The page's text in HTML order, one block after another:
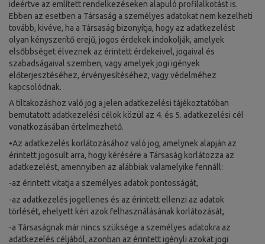
ideértve az említett rendelkezéseken alapuló profilalkotást is.
Ebben az esetben a Társaság a személyes adatokat nem kezelheti
tovább, kivéve, ha a Társaság bizonyítja, hogy az adatkezelést
olyan kényszerítő erejű, jogos érdekek indokolják, amelyek
elsőbbséget élveznek az érintett érdekeivel, jogaival és
szabadságaival szemben, vagy amelyek jogi igények
előterjesztéséhez, érvényesítéséhez, vagy védelméhez
kapcsolódnak.
A tiltakozáshoz való jog a jelen adatkezelési tájékoztatóban
bemutatott adatkezelési célok közül az 4. és 5. adatkezelési cél
vonatkozásában értelmezhető.
•Az adatkezelés korlátozásához való jog, amelynek alapján az
érintett jogosult arra, hogy kérésére a Társaság korlátozza az
adatkezelést, amennyiben az alábbiak valamelyike fennáll:
-az érintett vitatja a személyes adatok pontosságát,
-az adatkezelés jogellenes és az érintett ellenzi az adatok
törlését, ehelyett kéri azok felhasználásának korlátozását,
-a Társaságnak már nincs szüksége a személyes adatokra az
adatkezelés céljából, azonban az érintett igényli azokat jogi